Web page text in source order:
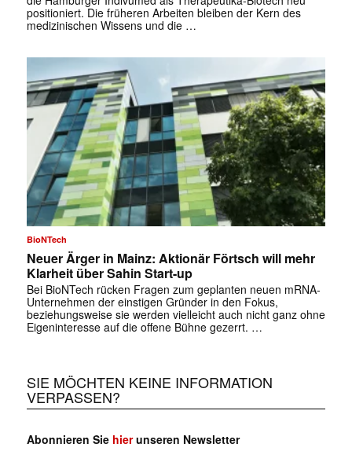
✕
positioniert. Die früheren ­Arbeiten bleiben der Kern des
medizinischen Wissens und die …
BioNTech
Neuer Ärger in Mainz: Aktionär Förtsch will mehr
Klarheit über Sahin Start-up
Bei BioNTech rücken Fragen zum geplanten neuen mRNA-
Unternehmen der einstigen Gründer in den Fokus,
beziehungsweise sie werden vielleicht auch nicht ganz ohne
Eigeninteresse auf die offene Bühne gezerrt. …
SIE MÖCHTEN KEINE INFORMATION
VERPASSEN?
Abonnieren Sie hierunseren Newsletter